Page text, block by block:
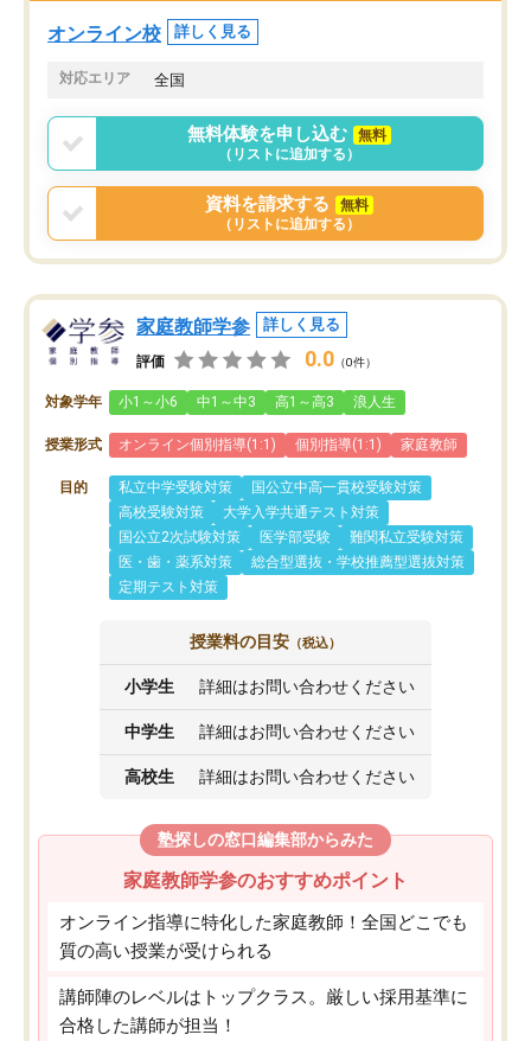
オンライン校 詳しく見る
対応エリア 全国
無料体験を申し込む
無料
（リストに追加する）
資料を請求する
無料
（リストに追加する）
家庭教師学参 詳しく見る
評価 0.0 （0件）
対象学年 小1～小6 中1～中3 高1～高3 浪人生
授業形式 オンライン個別指導(1:1) 個別指導(1:1) 家庭教師
目的 私立中学受験対策
国公立中高一貫校受験対策
高校受験対策
大学入学共通テスト対策
国公立2次試験対策
医学部受験
難関私立受験対策
医・歯・薬系対策
総合型選抜・学校推薦型選抜対策
定期テスト対策
授業料の目安 （税込）
小学生 詳細はお問い合わせください
中学生 詳細はお問い合わせください
高校生 詳細はお問い合わせください
塾探しの窓口編集部からみた
家庭教師学参のおすすめポイント
オンライン指導に特化した家庭教師！全国どこでも
質の高い授業が受けられる
講師陣のレベルはトップクラス。厳しい採用基準に
合格した講師が担当！